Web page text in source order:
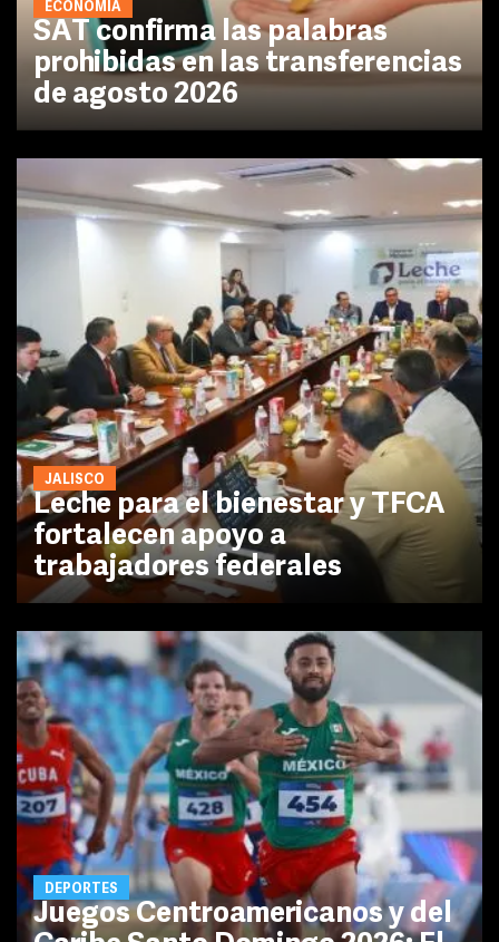
ECONOMÍA
SAT confirma las palabras
prohibidas en las transferencias
de agosto 2026
JALISCO
Leche para el bienestar y TFCA
fortalecen apoyo a
trabajadores federales
DEPORTES
Juegos Centroamericanos y del